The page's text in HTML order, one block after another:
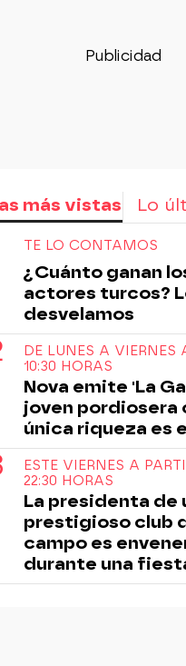
más vistas Lo
TE LO CONTAMOS
¿Cuánto ganan
actores turcos?
desvelamos
DE LUNES A VIERNES
10:30 HORAS
Nova emite 'La
joven pordiosera
única riqueza es
ESTE VIERNES A
22:30 HORAS
La presidenta de
prestigioso club
campo es
durante una